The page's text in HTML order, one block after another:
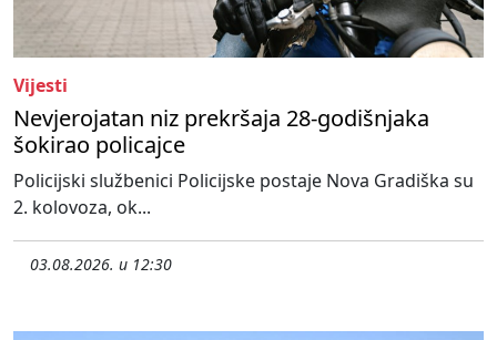
Vijesti
Nevjerojatan niz prekršaja 28-godišnjaka
šokirao policajce
Policijski službenici Policijske postaje Nova Gradiška su
2. kolovoza, ok...
03.08.2026. u 12:30